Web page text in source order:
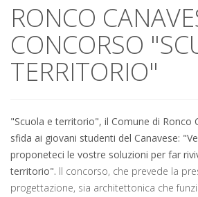
RONCO
CONCORSO
TERRITORIO"
"Scuola e territorio", il Comune di Ronco
sfida ai giovani studenti del Canavese:
proponeteci le vostre soluzioni per far
territorio". Il concorso, che prevede la
progettazione, sia architettonica che